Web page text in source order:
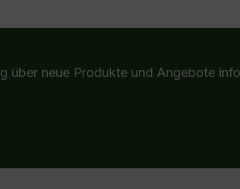
über neue Produkte und Angebote